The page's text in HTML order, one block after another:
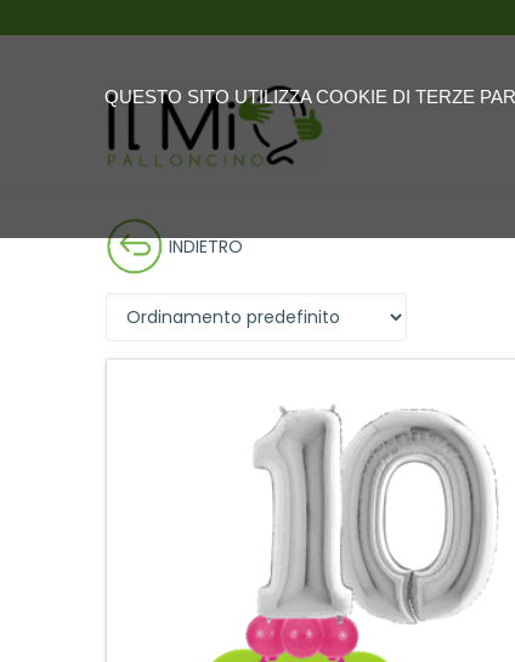
INDIETRO
QUESTO SITO UTILIZZA COOKIE DI TERZE